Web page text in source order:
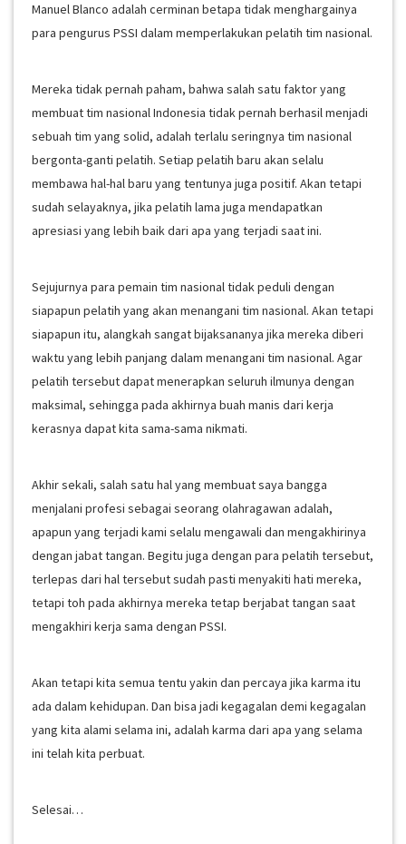
Manuel Blanco adalah cerminan betapa tidak menghargainya
para pengurus PSSI dalam memperlakukan pelatih tim nasional.
Mereka tidak pernah paham, bahwa salah satu faktor yang
membuat tim nasional Indonesia tidak pernah berhasil menjadi
sebuah tim yang solid, adalah terlalu seringnya tim nasional
bergonta-ganti pelatih. Setiap pelatih baru akan selalu
membawa hal-hal baru yang tentunya juga positif. Akan tetapi
sudah selayaknya, jika pelatih lama juga mendapatkan
apresiasi yang lebih baik dari apa yang terjadi saat ini.
Sejujurnya para pemain tim nasional tidak peduli dengan
siapapun pelatih yang akan menangani tim nasional. Akan tetapi
siapapun itu, alangkah sangat bijaksananya jika mereka diberi
waktu yang lebih panjang dalam menangani tim nasional. Agar
pelatih tersebut dapat menerapkan seluruh ilmunya dengan
maksimal, sehingga pada akhirnya buah manis dari kerja
kerasnya dapat kita sama-sama nikmati.
Akhir sekali, salah satu hal yang membuat saya bangga
menjalani profesi sebagai seorang olahragawan adalah,
apapun yang terjadi kami selalu mengawali dan mengakhirinya
dengan jabat tangan. Begitu juga dengan para pelatih tersebut,
terlepas dari hal tersebut sudah pasti menyakiti hati mereka,
tetapi toh pada akhirnya mereka tetap berjabat tangan saat
mengakhiri kerja sama dengan PSSI.
Akan tetapi kita semua tentu yakin dan percaya jika karma itu
ada dalam kehidupan. Dan bisa jadi kegagalan demi kegagalan
yang kita alami selama ini, adalah karma dari apa yang selama
ini telah kita perbuat.
Selesai…